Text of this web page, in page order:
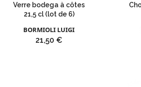
Verre bodega à côtes
21,5 cl (lot de 6)
BORMIOLI LUIGI
Prix
21,50 €